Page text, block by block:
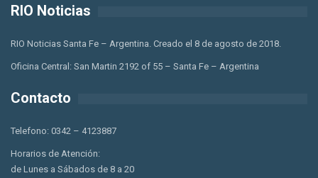
RIO Noticias
RIO Noticias Santa Fe – Argentina. Creado el 8 de agosto de 2018.
Oficina Central: San Martin 2192 of 55 – Santa Fe – Argentina
Contacto
Telefono: 0342 – 4123887
Horarios de Atención:
de Lunes a Sábados de 8 a 20